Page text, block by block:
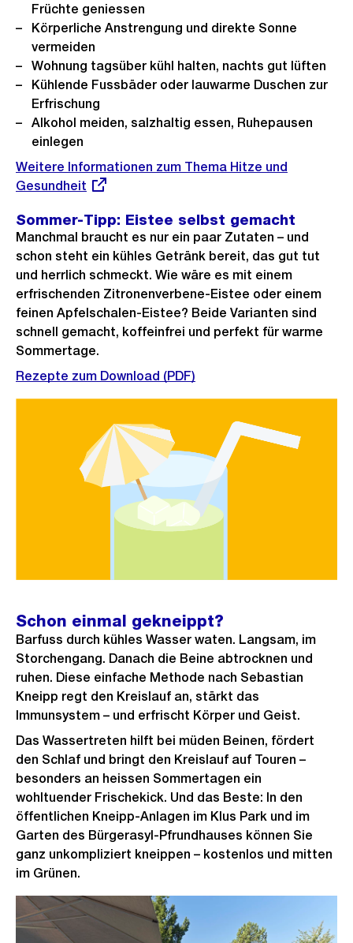
Früchte geniessen
Körperliche Anstrengung und direkte Sonne
vermeiden
Wohnung tagsüber kühl halten, nachts gut lüften
Kühlende Fussbäder oder lauwarme Duschen zur
Erfrischung
Alkohol meiden, salzhaltig essen, Ruhepausen
einlegen
Externer
Link:
Weitere Informationen zum Thema Hitze und
Gesundheit
Sommer-Tipp: Eistee selbst gemacht
Manchmal braucht es nur ein paar Zutaten – und
schon steht ein kühles Getränk bereit, das gut tut
und herrlich schmeckt. Wie wäre es mit einem
erfrischenden Zitronenverbene-Eistee oder einem
feinen Apfelschalen-Eistee? Beide Varianten sind
schnell gemacht, koffeinfrei und perfekt für warme
Sommertage.
Rezepte zum Download (PDF)
Schon einmal gekneippt?
Barfuss durch kühles Wasser waten. Langsam, im
Storchengang. Danach die Beine abtrocknen und
ruhen. Diese einfache Methode nach Sebastian
Kneipp regt den Kreislauf an, stärkt das
Immunsystem – und erfrischt Körper und Geist.
Das Wassertreten hilft bei müden Beinen, fördert
den Schlaf und bringt den Kreislauf auf Touren –
besonders an heissen Sommertagen ein
wohltuender Frischekick. Und das Beste: In den
öffentlichen Kneipp-Anlagen im Klus Park und im
Garten des Bürgerasyl-Pfrundhauses können Sie
ganz unkompliziert kneippen – kostenlos und mitten
im Grünen.